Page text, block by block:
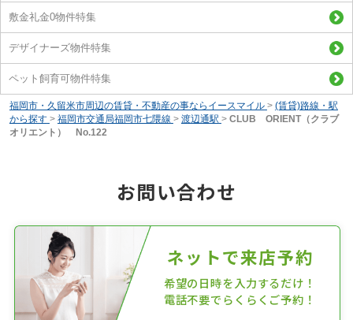
敷金礼金0物件特集
デザイナーズ物件特集
ペット飼育可物件特集
福岡市・久留米市周辺の賃貸・不動産の事ならイースマイル > (賃貸)路線・駅
から探す > 福岡市交通局福岡市七隈線 > 渡辺通駅 > CLUB ORIENT（クラブ
オリエント） No.122
お問い合わせ
ネットで来店予約
希望の日時を入力するだけ！
電話不要でらくらくご予約！